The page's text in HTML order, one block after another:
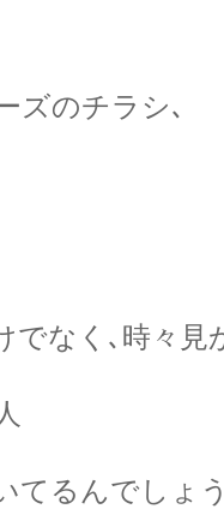
ズのチラシ､
でなく､時々見
てるんでしょ